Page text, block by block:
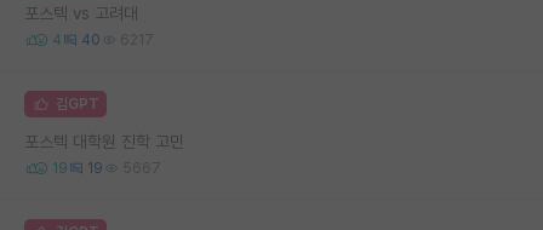
포스텍 vs 고려대
4 40 6217
김GPT
포스텍 대학원 진학 고민
19 19 5667